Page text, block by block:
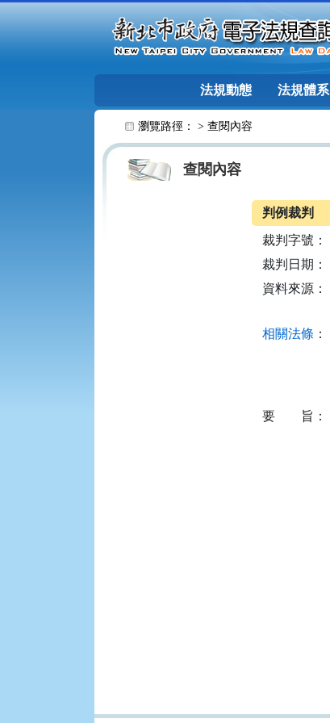
法規動態 法規體系
瀏覽路徑： > 查閱內容
查閱內容
判例裁判
裁判字號：
裁判日期：
資料來源：
相關法條 ：
要
旨：